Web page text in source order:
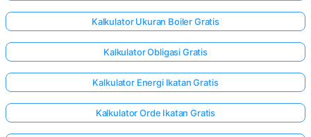
Kalkulator Ukuran Boiler Gratis
Kalkulator Obligasi Gratis
Kalkulator Energi Ikatan Gratis
Kalkulator Orde Ikatan Gratis